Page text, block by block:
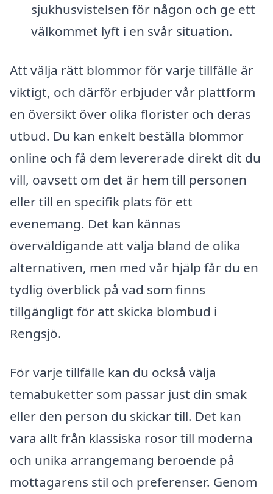
sjukhusvistelsen för någon och ge ett
välkommet lyft i en svår situation.
Att välja rätt blommor för varje tillfälle är
viktigt, och därför erbjuder vår plattform
en översikt över olika florister och deras
utbud. Du kan enkelt beställa blommor
online och få dem levererade direkt dit du
vill, oavsett om det är hem till personen
eller till en specifik plats för ett
evenemang. Det kan kännas
överväldigande att välja bland de olika
alternativen, men med vår hjälp får du en
tydlig överblick på vad som finns
tillgängligt för att skicka blombud i
Rengsjö.
För varje tillfälle kan du också välja
temabuketter som passar just din smak
eller den person du skickar till. Det kan
vara allt från klassiska rosor till moderna
och unika arrangemang beroende på
mottagarens stil och preferenser. Genom